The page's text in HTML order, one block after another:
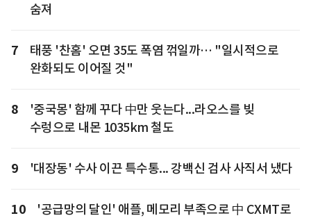
숨져
7
태풍 '찬홈' 오면 35도 폭염 꺾일까… "일시적으로
완화되도 이어질 것"
8
'중국몽' 함께 꾸다 中만 웃는다...라오스를 빚
수렁으로 내몬 1035km 철도
9 '대장동' 수사 이끈 특수통... 강백신 검사 사직서 냈다
10
'공급망의 달인' 애플, 메모리 부족으로 中 CXMT로